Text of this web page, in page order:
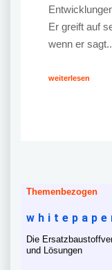
Er greift auf
wenn er
weiterlesen
Themenbezogen
Die
und Lösungen